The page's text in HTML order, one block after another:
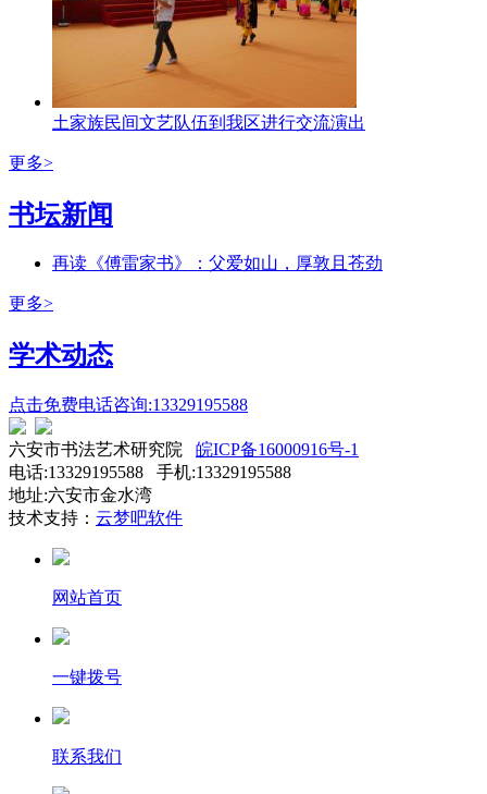
土家族民间文艺队伍到我区进行交流演出
更多>
书坛新闻
再读《傅雷家书》：父爱如山，厚敦且苍劲
更多>
学术动态
点击免费电话咨询:13329195588
六安市书法艺术研究院 皖ICP备16000916号-1
电话:13329195588 手机:13329195588
地址:六安市金水湾
技术支持： 云梦吧软件
网站首页
一键拨号
联系我们